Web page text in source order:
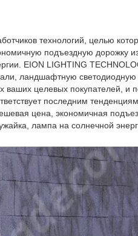
технологий, целью
подъездную дорожку
EION LIGHTING
ландшафтную светодиодную
целевых покупателей, и
последним тенденциям
цена, экономичная
лампа на солнечной